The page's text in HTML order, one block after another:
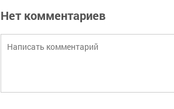
Нет комментариев